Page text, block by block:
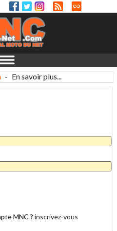
- En savoir plus...
MNC ? inscrivez-vous